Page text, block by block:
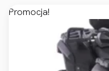
Promocja!